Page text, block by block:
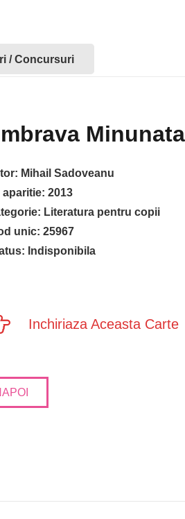
/ Concursuri
Minunata
Mihail Sadoveanu
aparitie:2013
Literatura pentru copii
unic:25967
Indisponibila
Inchiriaza Aceasta Carte